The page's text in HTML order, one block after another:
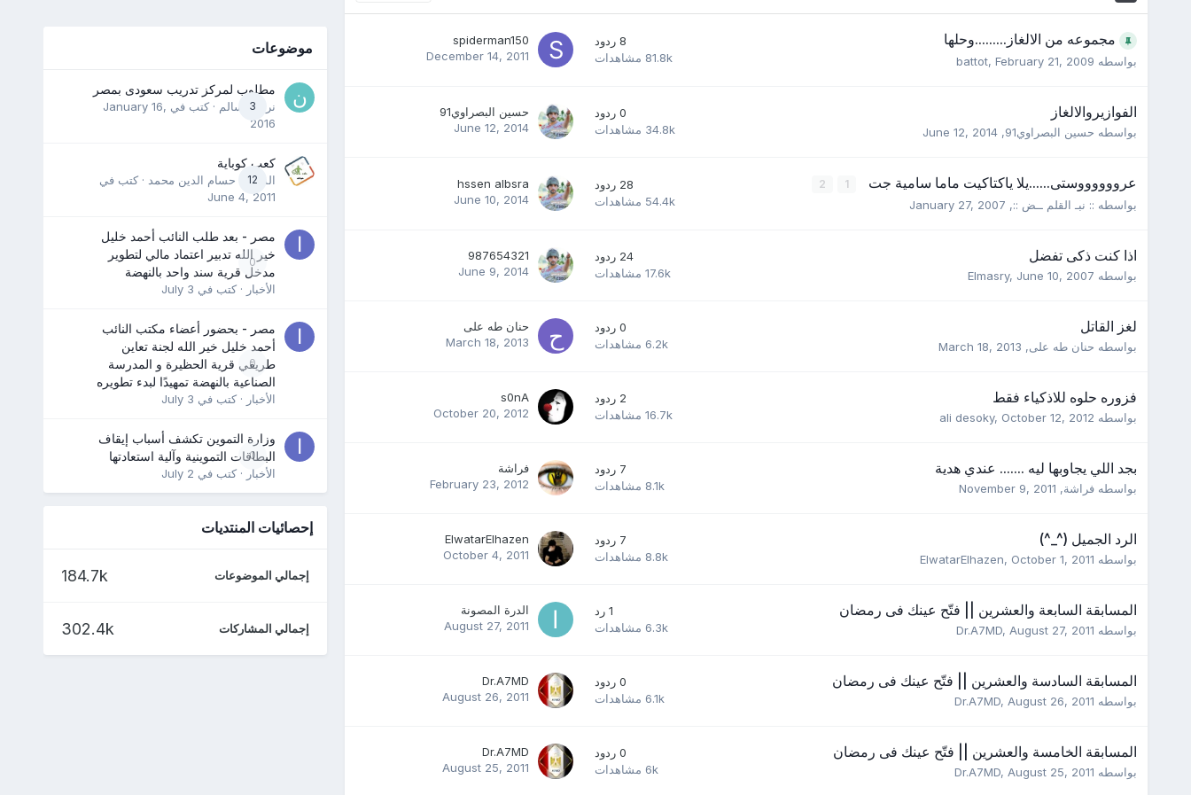
مجموعه من الالغاز.........وحلها
بواسطه battot,February 21, 2009
8 ردود
81.8k مشاهدات
spiderman150
December 14, 2011
الفوازيروالالغاز
بواسطه حسين البصراوي91 ,
June 12, 2014
0 ردود
34.8k مشاهدات
حسين البصراوي91
June 12, 2014
عرووووووستى......يلا ياكتاكيت ماما سامية جت 1
2
بواسطه :: نبـ القلم ــض ::,
January 27, 2007
28 ردود
54.4k مشاهدات
hssen albsra
June 10, 2014
اذا كنت ذكى تفضل
بواسطه Elmasry, June 10, 2007
24 ردود
17.6k مشاهدات
987654321
June 9, 2014
لغز القاتل
بواسطه حنان طه على,
March 18, 2013
0 ردود
6.2k مشاهدات
حنان طه على
March 18, 2013
فزوره حلوه للاذكياء فقط
بواسطه ali desoky, October 12, 2012
2 ردود
16.7k مشاهدات
s0nA
October 20, 2012
بجد اللي يجاوبها ليه ....... عندي هدية
بواسطه فراشة,
November 9, 2011
7 ردود
8.1k مشاهدات
فراشة
February 23, 2012
الرد الجميل (^_^)
بواسطه ElwatarElhazen, October 1, 2011
7 ردود
8.8k مشاهدات
ElwatarElhazen
October 4, 2011
المسابقة السابعة والعشرين || فتّح عينك فى رمضان
بواسطه Dr.A7MD, August 27, 2011
1 رد
6.3k مشاهدات
الدرة المصونة
August 27, 2011
المسابقة السادسة والعشرين || فتّح عينك فى رمضان
بواسطه Dr.A7MD, August 26, 2011
0 ردود
6.1k مشاهدات
Dr.A7MD
August 26, 2011
المسابقة الخامسة والعشرين || فتّح عينك فى رمضان
بواسطه Dr.A7MD, August 25, 2011
0 ردود
6k مشاهدات
Dr.A7MD
August 25, 2011
موضوعات
3
مطلوب لمركز تدريب سعودى بمصر
نرمين سالم · كتب في January 16,
2016
12
كعب كوباية
المدرب حسام الدين محمد · كتب في
June 4, 2011
0
مصر - بعد طلب النائب أحمد خليل
خير الله تدبير اعتماد مالي لتطوير
مدخل قرية سند واحد بالنهضة
الأخبار · كتب في July 3
0
مصر - بحضور أعضاء مكتب النائب
أحمد خليل خير الله لجنة تعاين
طريقي قرية الحظيرة و المدرسة
الصناعية بالنهضة تمهيدًا لبدء تطويره
الأخبار · كتب في July 3
0
وزارة التموين تكشف أسباب إيقاف
البطاقات التموينية وآلية استعادتها
الأخبار · كتب في July 2
إحصائيات المنتديات
إجمالي الموضوعات 184.7k
إجمالي المشاركات 302.4k